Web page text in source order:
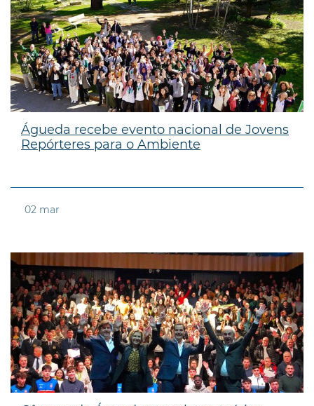
Águeda recebe evento nacional de Jovens
Repórteres para o Ambiente
02 mar